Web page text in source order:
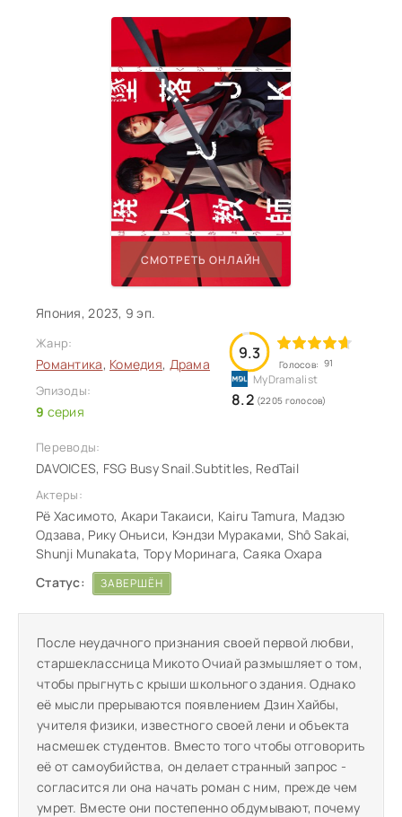
СМОТРЕТЬ ОНЛАЙН
Япония, 2023, 9 эп.
Жанр:
Романтика, Комедия, Драма
Эпизоды:
9 серия
9.3
Голосов: 91
8.2 (2205 голосов)
Переводы:
DAVOICES, FSG Busy Snail.Subtitles, RedTail
Актеры:
Рё Хасимото, Акари Такаиси, Kairu Tamura, Мадзю
Одзава, Рику Онъиси, Кэндзи Мураками, Shô Sakai,
Shunji Munakata, Тору Моринага, Саяка Охара
Статус:
ЗАВЕРШЁН
После неудачного признания своей первой любви,
старшеклассница Микото Очиай размышляет о том,
чтобы прыгнуть с крыши школьного здания. Однако
её мысли прерываются появлением Дзин Хайбы,
учителя физики, известного своей лени и объекта
насмешек студентов. Вместо того чтобы отговорить
её от самоубийства, он делает странный запрос -
согласится ли она начать роман с ним, прежде чем
умрет. Вместе они постепенно обдумывают, почему